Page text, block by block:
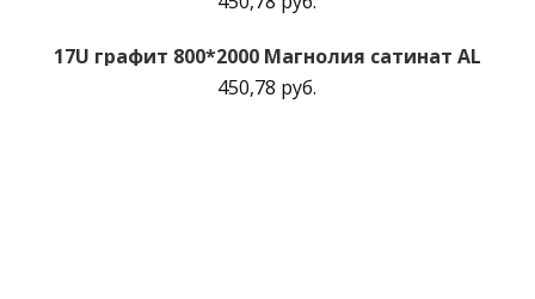
17U графит 800*2000 Магнолия сатинат AL
450,78 руб.